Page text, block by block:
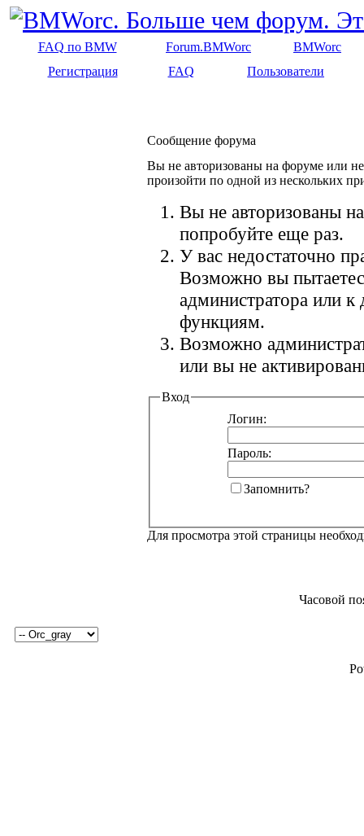
FAQ по BMW Forum.BMWorc
BMWorc
Регистрация
FAQ Пользователи
Сообщение форума
Вы не авторизованы на форуме или
произойти по одной из нескольких
Вы не авторизованы
попробуйте еще раз.
У вас недостаточно
Возможно вы
администратора или
функциям.
Возможно
или вы не
Вход
Логин:
Пароль:
Запомнить?
Для просмотра этой страницы
Часовой